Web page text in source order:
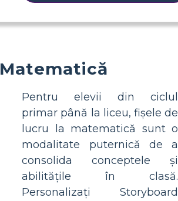
Matematică
Pentru elevii din ciclul
primar până la liceu, fișele de
lucru la matematică sunt o
modalitate puternică de a
consolida conceptele și
abilitățile în clasă.
Personalizați Storyboard